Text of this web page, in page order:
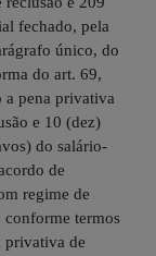
fechado, pela
único, do
do art. 69,
a pena privativa
e 10 (dez)
do salário-
de
regime de
conforme termos
privativa de